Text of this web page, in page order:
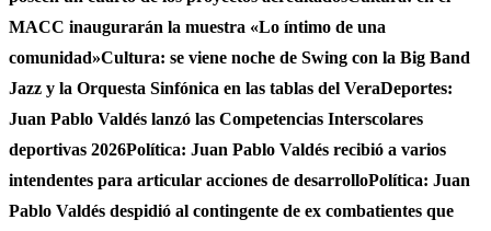
MACC inaugurarán la muestra «Lo íntimo de una
comunidad»Cultura: se viene noche de Swing con la Big Band
Jazz y la Orquesta Sinfónica en las tablas del VeraDeportes:
Juan Pablo Valdés lanzó las Competencias Interscolares
deportivas 2026Política: Juan Pablo Valdés recibió a varios
intendentes para articular acciones de desarrolloPolítica: Juan
Pablo Valdés despidió al contingente de ex combatientes que